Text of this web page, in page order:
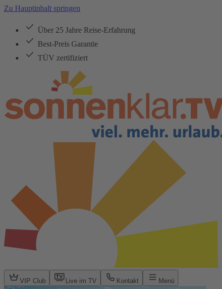
Zu Hauptinhalt springen
Über 25 Jahre Reise-Erfahrung
Best-Preis Garantie
TÜV zertifiziert
VIP Club Live im TV Kontakt Menü